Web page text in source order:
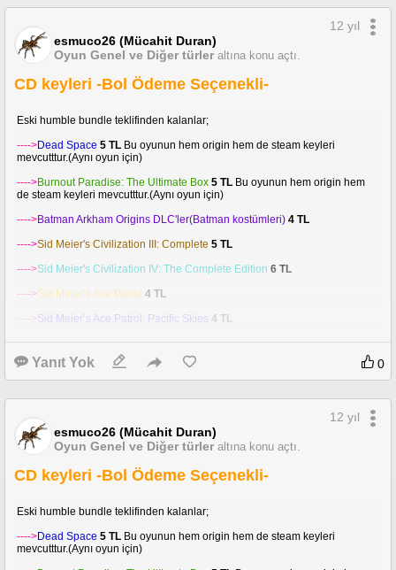
esmuco26 (Mücahit Duran)
Oyun Genel ve Diğer türler altına konu açtı.
12 yıl
CD keyleri -Bol Ödeme Seçenekli-
Eski humble bundle teklifinden kalanlar;
---->Dead Space 5 TL Bu oyunun hem origin hem de steam keyleri
mevcutttur.(Aynı oyun için)
---->Burnout Paradise: The Ultimate Box 5 TL Bu oyunun hem origin hem
de steam keyleri mevcutttur.(Aynı oyun için)
---->Batman Arkham Origins DLC'ler(Batman kostümleri) 4 TL
---->Sid Meier's Civilization III: Complete 5 TL
---->Sid Meier's Civilization IV: The Complete Edition 6 TL
---->Sid Meier’s Ace Patrol 4 TL
---->Sid Meier’s Ace Patrol: Pacific Skies 4 TL
---->Sid Meier's Railroads!4 TL
----> Overlord, Overlord: Raising Hell(DLC), Rise of the Argonauts,
Operation Flashpoint: Dragon Rising, Operation Flashpoint: Red River
---->Aura: Fate of the Ages 2,5 TL
---->
Dark Fall: The Journal
2,5 TL
----> The Book of Unwritten Tales Digital Deluxe Edition
----> The Book of Unwritten Tales: The Critter Chronicles Collectors Edition
10 TL
Yanıt Yok 0
esmuco26 (Mücahit Duran)
Oyun Genel ve Diğer türler altına konu açtı.
12 yıl
CD keyleri -Bol Ödeme Seçenekli-
Eski humble bundle teklifinden kalanlar;
---->Dead Space 5 TL Bu oyunun hem origin hem de steam keyleri
mevcutttur.(Aynı oyun için)